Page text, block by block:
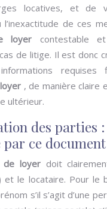
locatives, et de
l’inexactitude de ces
loyer contestable
de litige. Il est donc
, de manière claire
ultérieur.
des parties
par ce
de loyer doit
et le locataire. Pour le
s’il s’agit d’une